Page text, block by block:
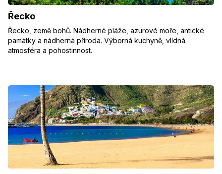
Řecko
Řecko, země bohů. Nádherné pláže, azurové moře, antické
památky a nádherná příroda. Výborná kuchyně, vlídná
atmosféra a pohostinnost.